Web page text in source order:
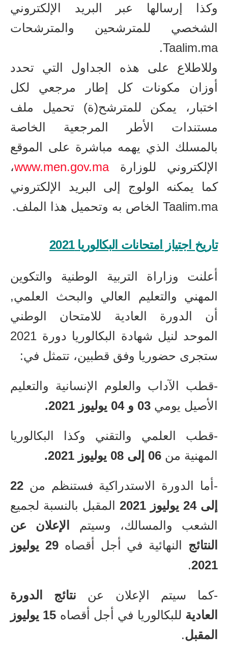
وكذا إرسالها عبر البريد الإلكتروني
الشخصي للمترشحين والمترشحات
Taalim.ma.
وللاطلاع على هذه الجداول التي تحدد
أوزان مكونات كل إطار مرجعي لكل
اختبار، يمكن للمترشح(ة) تحميل ملف
مستندات الأطر المرجعية الخاصة
بالمسلك الذي يهمه مباشرة على الموقع
الإلكتروني للوزارةwww.men.gov.ma،
كما يمكنه الولوج إلى البريد الإلكتروني
Taalim.ma الخاص به وتحميل هذا الملف.
تاريخ اجتياز امتحانات البكالوريا 2021
أعلنت وزاراة التربية الوطنية والتكوين
المهني والتعليم العالي والبحث العلمي,
أن الدورة العادية للامتحان الوطني
الموحد لنيل شهادة البكالوريا دورة 2021
ستجرى حضوريا وفق قطبين، تتمثل في:
-قطب الآداب والعلوم الإنسانية والتعليم
الأصيل يومي
-قطب العلمي والتقني وكذا البكالوريا
المهنية من 06 إلى 08 يوليوز 2021.
-أما الدورة الاستدراكية فستنظم من 22
إلى 24 يوليوز 2021
المقبل بالنسبة لجميع
الشعب والمسالك، وسيتم
الإعلان عن
النتائج النهائية في أجل أقصاه
29 يوليوز
2021
.
-كما سيتم الإعلان عن نتائج الدورة
العادية للبكالوريا في أجل أقصاه
15 يوليوز
المقبل.